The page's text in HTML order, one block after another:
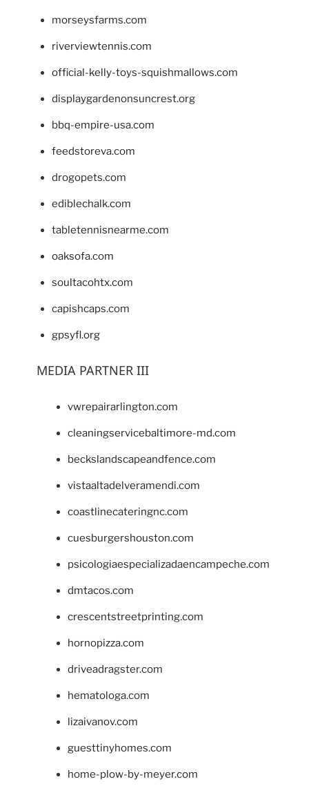
morseysfarms.com
riverviewtennis.com
official-kelly-toys-squishmallows.com
displaygardenonsuncrest.org
bbq-empire-usa.com
feedstoreva.com
drogopets.com
ediblechalk.com
tabletennisnearme.com
oaksofa.com
soultacohtx.com
capishcaps.com
gpsyfl.org
MEDIA PARTNER III
vwrepairarlington.com
cleaningservicebaltimore-md.com
beckslandscapeandfence.com
vistaaltadelveramendi.com
coastlinecateringnc.com
cuesburgershouston.com
psicologiaespecializadaencampeche.com
dmtacos.com
crescentstreetprinting.com
hornopizza.com
driveadragster.com
hematologa.com
lizaivanov.com
guesttinyhomes.com
home-plow-by-meyer.com